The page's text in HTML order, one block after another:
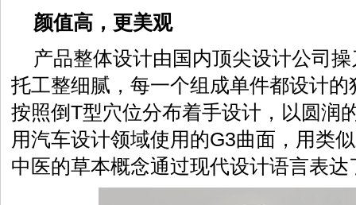
颜值高，更美观
产品整体设计由国内顶尖设计公司
托工整细腻，每一个组成单件都设计
按照倒T型穴位分布着手设计，以圆润
用汽车设计领域使用的G3曲面，用类
中医的草本概念通过现代设计语言表达